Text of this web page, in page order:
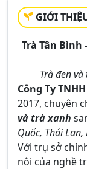
GIỚI
Trà Tân
Trà đen
Công Ty
2017, chuyên
và trà xanh
Quốc, Thái
Với trụ sở
nôi của nghề